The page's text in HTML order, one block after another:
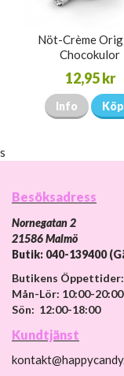
Nöt-Crème
Chocokulor
12,95 kr
Info Köp
s
Besöksadress
Nornegatan 2
21586 Malmö
Butik: 040-139400
Butikens Öppettider:
Mån-Lör: 10:00-20:00
Sön: 12:00-18:00
Kundtjänst